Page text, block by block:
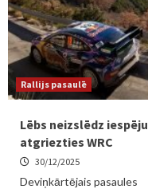
Rallijs pasaulē
Lēbs neizslēdz iespēju
atgriezties WRC
30/12/2025
Deviņkārtējais pasaules